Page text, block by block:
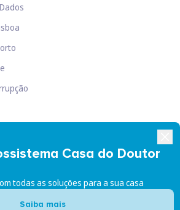
Casa do Doutor
todas as soluções para a sua casa
Saiba mais